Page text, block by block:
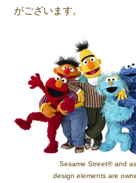
がございます。
Sesame Street® and
design elements are